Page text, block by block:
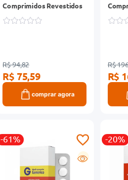
Comprimidos Revestidos
R$ 94,82
R$ 75,59
comprar agora
R$
R$
-61%
G
-20%